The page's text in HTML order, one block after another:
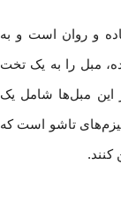
و روان است و به
مبل را به یک تخت
این مبل‌ها شامل یک
تاشو است که
کنند.